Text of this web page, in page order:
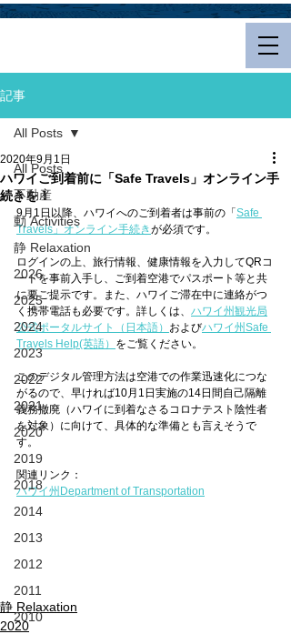
記事
All Posts
不動産
動 Activities
静 Relaxation
2026
2025
2024
2023
2022
2021
2020
2019
2018
2014
2013
2012
2011
2010
All Posts
ハワイご到着前に「Safe Travels」オンライン手
続きを！
2020年9月1日
9月1日以降、ハワイへのご到着者は事前の「 Safe
Travels」オンライン手続きが必須です。
ログインの上、旅行情報、健康情報を入力してQRコ
ードを事前入手し、ご到着空港でパスポート等と共
に要ご提示です。また、ハワイご滞在中に連絡がつ
く携帯電話も必要です。詳しくは、 ハワイ州観光局
公式ポータルサイト（日本語） およびハワイ州Safe
Travels Help(英語） をご覧ください。
このデジタル管理方法は空港での作業迅速化につな
がるので、早ければ10月1日実施の14日間自己隔離
義務撤廃（ハワイに到着なさるコロナテスト陰性者
を対象）に向けて、具体的な準備とも言えそうで
す。
関連リンク：
ハワイ州Department of Transportation
静 Relaxation
2020